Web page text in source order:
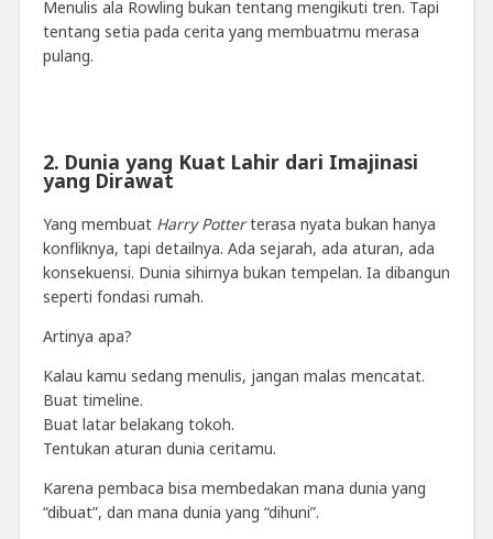
Menulis ala Rowling bukan tentang mengikuti tren. Tapi
tentang setia pada cerita yang membuatmu merasa
pulang.
2. Dunia yang Kuat Lahir dari Imajinasi
yang Dirawat
Yang membuat Harry Potterterasa nyata bukan hanya
konfliknya, tapi detailnya. Ada sejarah, ada aturan, ada
konsekuensi. Dunia sihirnya bukan tempelan. Ia dibangun
seperti fondasi rumah.
Artinya apa?
Kalau kamu sedang menulis, jangan malas mencatat.
Buat timeline.
Buat latar belakang tokoh.
Tentukan aturan dunia ceritamu.
Karena pembaca bisa membedakan mana dunia yang
“dibuat”, dan mana dunia yang “dihuni”.